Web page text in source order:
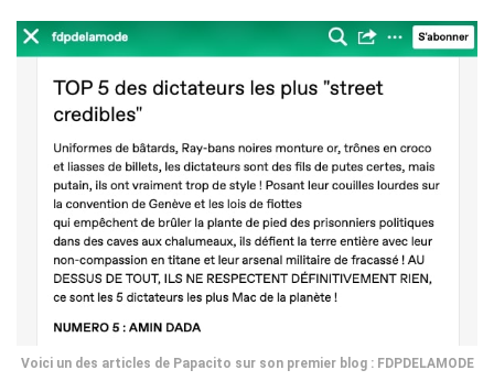
Voici un des articles de Papacito sur son premier blog : FDPDELAMODE